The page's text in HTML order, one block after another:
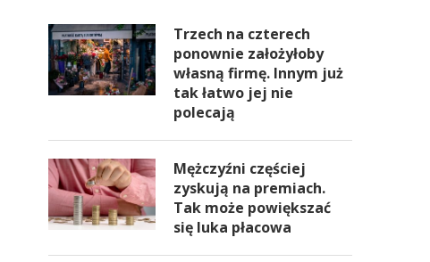
Trzech na czterech
ponownie założyłoby
własną firmę. Innym już
tak łatwo jej nie
polecają
Mężczyźni częściej
zyskują na premiach.
Tak może powiększać
się luka płacowa